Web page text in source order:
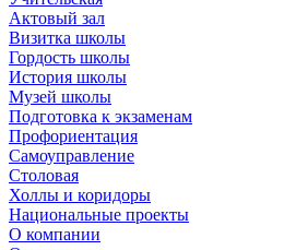
Актовый зал
Визитка школы
Гордость школы
История школы
Музей школы
Подготовка к экзаменам
Профориентация
Самоуправление
Столовая
Холлы и коридоры
Национальные проекты
О компании